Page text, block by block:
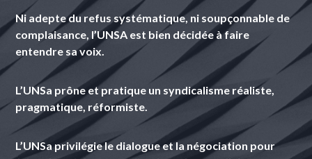
Ni adepte du refus systématique, ni soupçonnable de
complaisance, l’UNSA est bien décidée à faire
entendre sa voix.
L’UNSa prône et pratique un syndicalisme réaliste,
pragmatique, réformiste.
L’UNSaprivilégie le dialogue et la négociation pour